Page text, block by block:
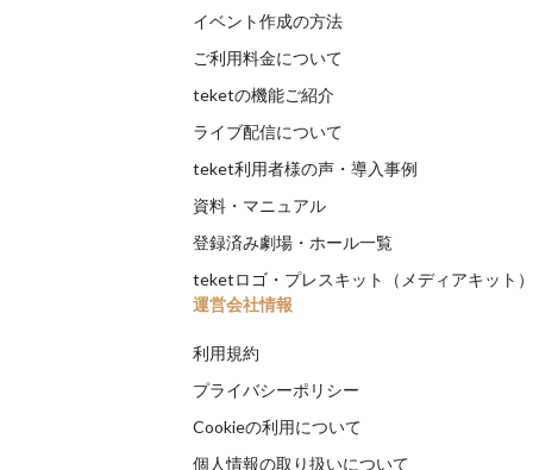
イベント作成の方法
ご利用料金について
teketの機能ご紹介
ライブ配信について
teket利用者様の声・導入事例
資料・マニュアル
登録済み劇場・ホール一覧
teketロゴ・プレスキット（メディアキット）
運営会社情報
利用規約
プライバシーポリシー
Cookieの利用について
個人情報の取り扱いについて